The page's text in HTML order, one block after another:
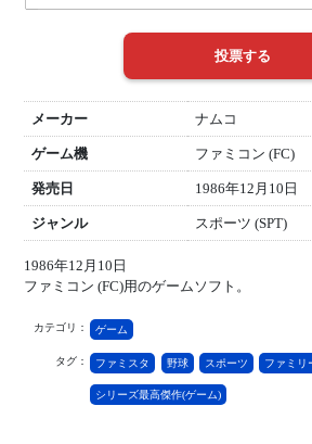
メーカー ナムコ
ゲーム機 ファミコン (FC)
発売日 1986年12月10日
ジャンル スポーツ (SPT)
1986年12月10日
ファミコン (FC)用のゲームソフト。
カテゴリ： ゲーム
タグ： ファミスタ 野球 スポーツ ファミリ
シリーズ最高傑作(ゲーム)